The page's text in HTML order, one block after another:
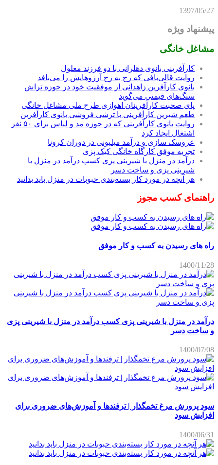
1397/05/27
پیشنهاد ویژه
مشاغل خانگی
کارآفرینی بانوی دهلرانی با دو فرزند معلول
روایت قالی‌بافی که رج به رج آرزوهایش را می‌بافد
بانوی کارآفرین زاهدانی از موفقیت خود در حوزه تراش
سنگ‌های قیمتی می‌گوید
پای صحبت کارآفرینان اهوازی طرح ملی مشاغل خانگی
طعم شیرین کارآفرینی با ترشی فروشی بانوی کارآفرین
روایت بانوی کارآفرینی که در حوزه مد و لباس برای ۵۰ نفر
اشتغال ایجاد کرد
عروسک سازی و درآمد میلیونی در دوران کرونا
تجربه موفق کارگاه خانگی کیک پزی
درآمد در منزل با شیرینی پزی کسب درآمد در منزل با
شیرینی پزی و ساخت دسر
هر آنچه در مورد کار بسته‌بندی حبوبات در منزل باید بدانید
راهنمای کسب مجوز
راه های رسیدن به کسب و کار موفق
1400/11/28
درآمد در منزل با شیرینی پزی کسب درآمد در منزل با شیرینی پزی
و ساخت دسر
1400/07/08
سود پرورش مرغ تخمگذار | ترفندها و آموزش‌های ضروری برای
افزایش سود
1400/06/31